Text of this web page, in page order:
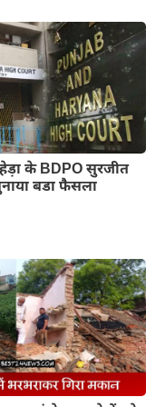
के BDPO सुरजीत
बडा फैसला